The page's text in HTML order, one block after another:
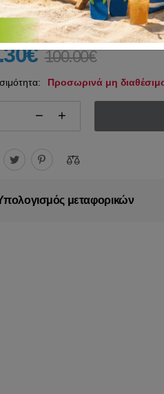
ΚωδικόςK04088
100.00€
Προσωρινά μη
μεταφορικών